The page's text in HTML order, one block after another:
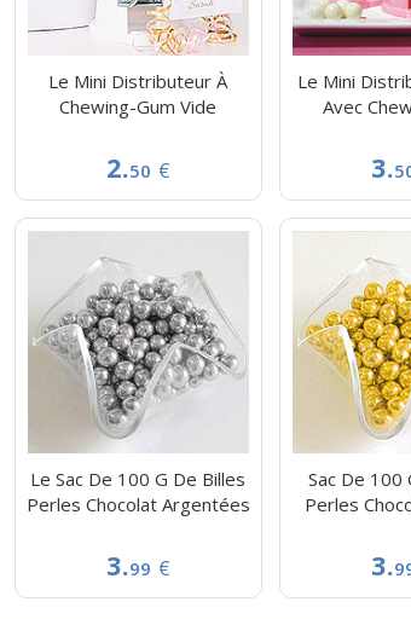
Le Mini Distributeur À
Chewing-Gum Vide
2.50 €
Le Mini
Avec
3.
Le Sac De 100 G De Billes
Perles Chocolat Argentées
3.99 €
Sac De 100
Perles
3.